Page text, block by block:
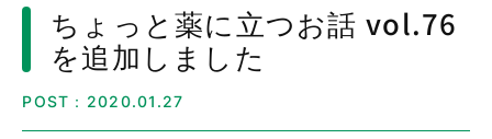
ちょっと薬に立つお話 vol.76
を追加しました
POST：2020.01.27